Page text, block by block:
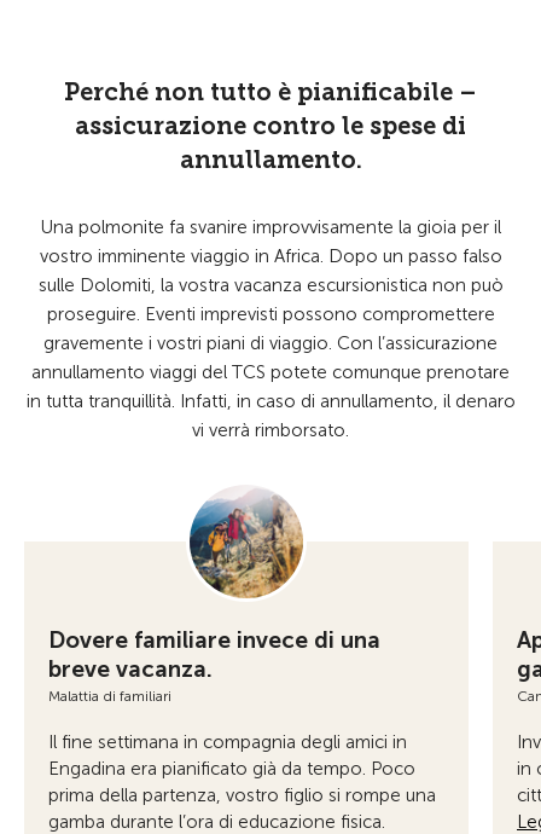
Perché non tutto è pianificabile –
assicurazione contro le spese di
annullamento.
Una polmonite fa svanire improvvisamente la gioia per il
vostro imminente viaggio in Africa. Dopo un passo falso
sulle Dolomiti, la vostra vacanza escursionistica non può
proseguire. Eventi imprevisti possono compromettere
gravemente i vostri piani di viaggio. Con l’assicurazione
annullamento viaggi del TCS potete comunque prenotare
in tutta tranquillità. Infatti, in caso di annullamento, il denaro
vi verrà rimborsato.
Dovere familiare invece di una
breve vacanza.
Malattia di familiari
Il fine settimana in compagnia degli amici in
Engadina era pianificato già da tempo. Poco
prima della partenza, vostro figlio si rompe una
gamba durante l’ora di educazione fisica.
in